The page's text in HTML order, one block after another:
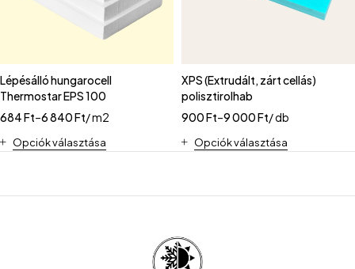
Lépésálló hungarocell
Thermostar EPS 100
684Ft–6 840Ft/ m2
Opciók választása
XPS (Extrudált, zárt cellás)
polisztirolhab
900Ft–9 000Ft/ db
Opciók választása